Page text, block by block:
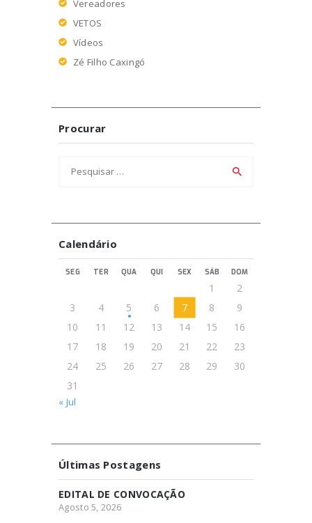
Vereadores
VETOS
Vídeos
Zé Filho Caxingó
Procurar
por:
Calendário
SEG TER QUA QUI SEX SÁB DOM
1
2
3
4 5 6 7 8
9
10
11 12 13 14 15
16
17
18 19 20 21 22
23
24
25 26 27 28 29
30
31
« Jul
Últimas Postagens
EDITAL DE CONVOCAÇÃO
Agosto 5, 2026